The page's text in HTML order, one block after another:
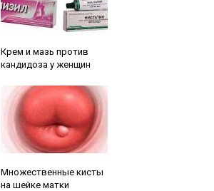
Крем и мазь против
кандидоза у женщин
Множественные кисты
на шейке матки